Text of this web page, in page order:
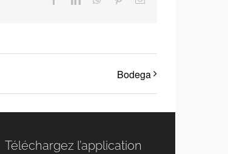
Bodega
Téléchargez l’application